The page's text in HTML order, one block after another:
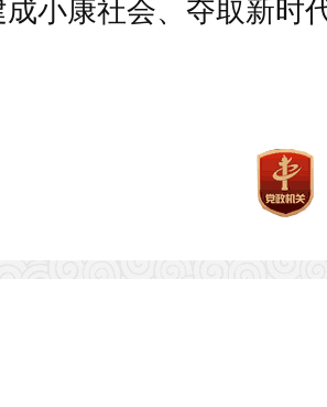
成小康社会、夺取新时